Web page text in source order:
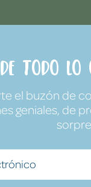
todo lo
el buzón de
geniales, de